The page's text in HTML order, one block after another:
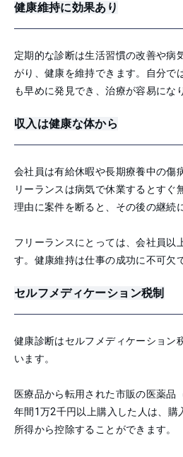
健康維持に効果あり
定期的な診断は生活習慣の改善や病
がり、健康を維持できます。自分で
も早めに発見でき、治療が容易にな
収入は健康な体から
会社員は有給休暇や長期療養中の傷
リーランスは病気で休業するとすぐ
理由に案件を断ると、その後の継続
フリーランスにとっては、会社員以
す。健康維持は仕事の成功に不可欠
セルフメディケーション税制
健康診断はセルフメディケーション
います。
医療品から転用された市販の医薬品
年間1万2千円以上購入した人は、購
所得から控除することができます。